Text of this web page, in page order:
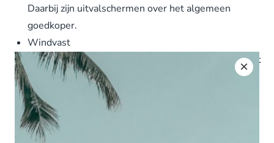
Daarbij zijn uitvalschermen over het algemeen
goedkoper.
Windvast
Een uitvalscherm is bijzonder windvast. Dit komt met
name door de stevige windvaste uitvalarmen. Geers
Zonwering biedt u verschillende mogelijkheden voor
windvaste uitvalschermen.
×